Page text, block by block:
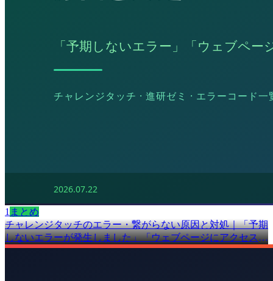
1 まとめ
チャレンジタッチのエラー・繋がらない原因と対処｜「予期
しないエラーが発生しました」「ウェブページにアクセスで
きません」